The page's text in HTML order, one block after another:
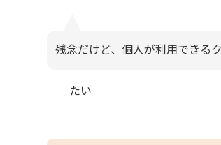
残念だけど、個人が利用できる
たい